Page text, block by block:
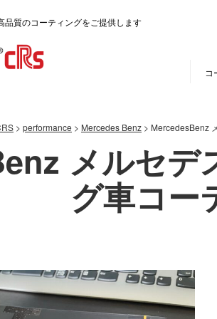
品質のコーティングをご提供します
コ
> performance > Mercedes Benz > MercedesBenz
メルセデ
グ車コー